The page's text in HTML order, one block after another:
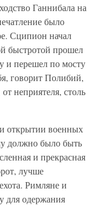
Ганнибала на
было
Сципион начал
быстротой прошел
и перешел по мосту
говорит Полибий,
неприятеля, столь
открытии военных
должно было быть
и прекрасная
лучше
Римляне и
для одержания